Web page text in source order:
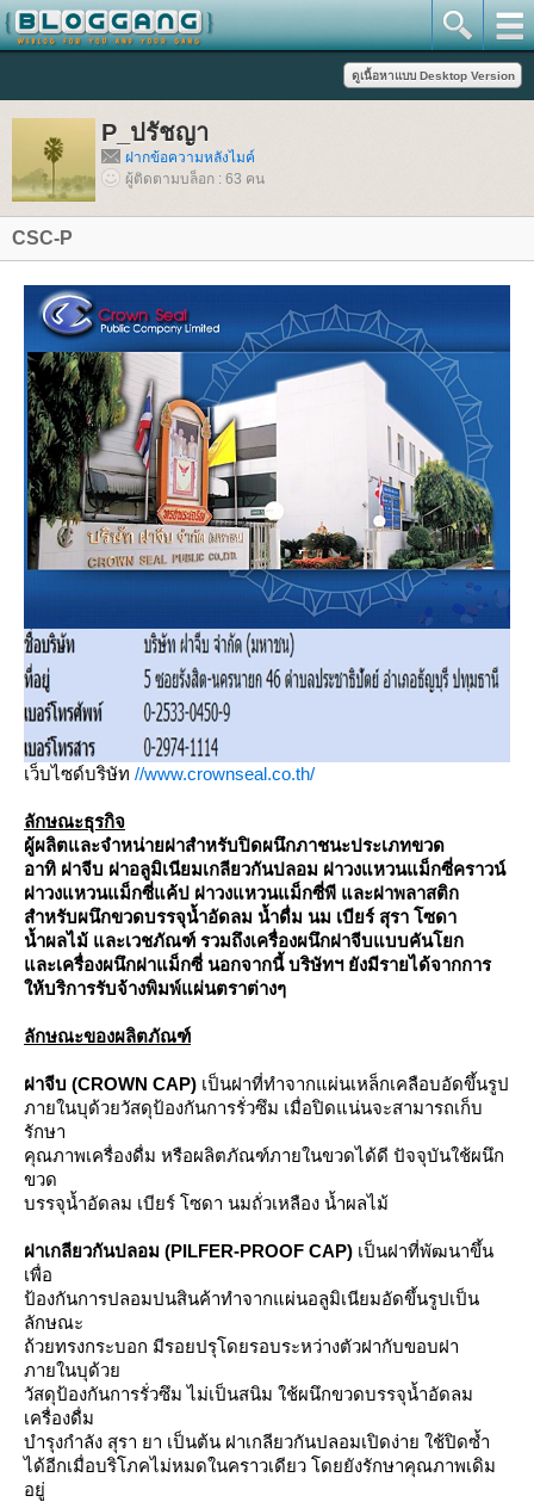
P_ปรัชญา
ฝากข้อความหลังไมค์
ผู้ติดตามบล็อก : 63 คน
CSC-P
เว็บไซด์บริษัท //www.crownseal.co.th/
ลักษณะธุรกิจ
ผู้ผลิตและจำหน่ายฝาสำหรับปิดผนึกภาชนะประเภทขวด
อาทิ ฝาจีบ ฝาอลูมิเนียมเกลียวกันปลอม ฝาวงแหวนแม็กซี่คราวน์
ฝาวงแหวนแม็กซี่แค้ป ฝาวงแหวนแม็กซี่พี และฝาพลาสติก
สำหรับผนึกขวดบรรจุน้ำอัดลม น้ำดื่ม นม เบียร์ สุรา โซดา
น้ำผลไม้ และเวชภัณฑ์ รวมถึงเครื่องผนึกฝาจีบแบบคันโยก
ละเครื่องผนึกฝาแม็กซี่ นอกจากนี้ บริษัทฯ ยังมีรายได้จากการ
ห้บริการรับจ้างพิมพ์แผ่นตราต่างๆ
ลักษณะของผลิตภัณฑ์
ฝาจีบ (CROWN CAP) เป็นฝาที่ทำจากแผ่นเหล็กเคลือบอัดขึ้นรูป
ภายในบุด้วยวัสดุป้องกันการรั่วซึม เมื่อปิดแน่นจะสามารถเก็บ
รักษา
คุณภาพเครื่องดื่ม หรือผลิตภัณฑ์ภายในขวดได้ดี ปัจจุบันใช้ผนึก
ขวด
บรรจุน้ำอัดลม เบียร์ โซดา นมถั่วเหลือง น้ำผลไม้
ฝาเกลียวกันปลอม (PILFER-PROOF CAP) เป็นฝาที่พัฒนาขึ้น
เพื่อ
ป้องกันการปลอมปนสินค้าทำจากแผ่นอลูมิเนียมอัดขึ้นรูปเป็น
ลักษณะ
ถ้วยทรงกระบอก มีรอยปรุโดยรอบระหว่างตัวฝากับขอบฝา
ภายในบุด้ว
วัสดุป้องกันการรั่วซึม ไม่เป็นสนิม ใช้ผนึกขวดบรรจุน้ำอัดลม
เครื่องดื่ม
บำรุงกำลัง สุรา ยา เป็นต้น ฝาเกลียวกันปลอมเปิดง่าย ใช้ปิดซ้ำ
ได้อีกเมื่อบริโภคไม่หมดในคราวเดียว โดยยังรักษาคุณภาพเดิม
อยู่